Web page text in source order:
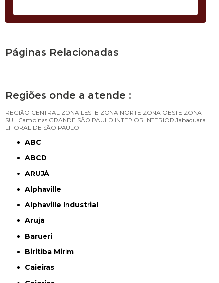
Páginas Relacionadas
Regiões onde a atende :
REGIÃO CENTRAL ZONA LESTE ZONA NORTE ZONA OESTE ZONA
SUL Campinas GRANDE SÃO PAULO INTERIOR INTERIOR Jabaquara
LITORAL DE SÃO PAULO
ABC
ABCD
ARUJÁ
Alphaville
Alphaville Industrial
Arujá
Barueri
Biritiba Mirim
Caieiras